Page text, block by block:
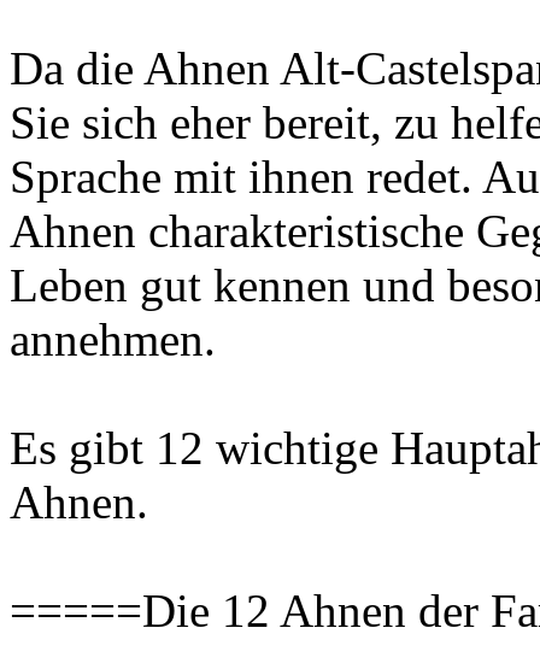
Da die Ahnen Alt-
Sie sich eher bereit, zu
Sprache mit ihnen redet.
Ahnen charakteristische
Leben gut kennen und
annehmen.
Es gibt 12 wichtige
Ahnen.
=====Die 12 Ahnen der